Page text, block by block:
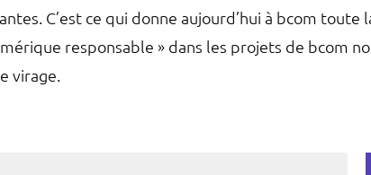
C’est ce qui donne aujourd’hui à bcom
responsable » dans les projets de bcom
virage.